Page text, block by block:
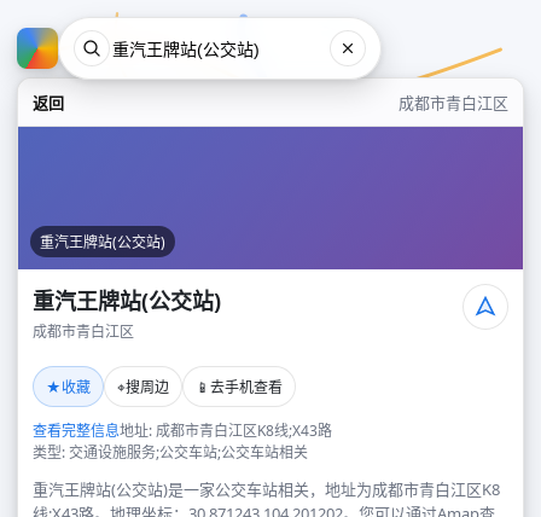
返回 成都市青白江区
重汽王牌站(公交站)
重汽王牌站(公交站)
成都市青白江区
★收藏 ⌖搜周边 📱 去手机查看
查看完整信息地址: 成都市青白江区K8线;X43路
类型: 交通设施服务;公交车站;公交车站相关
重汽王牌站(公交站)是一家公交车站相关，地址为成都市青白江区K8